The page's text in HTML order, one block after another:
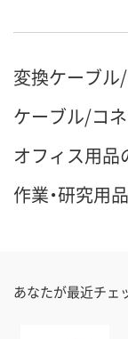
変換ケーブル
ケーブル/コ
オフィス用品
作業・研究用
あなたが最近チェ